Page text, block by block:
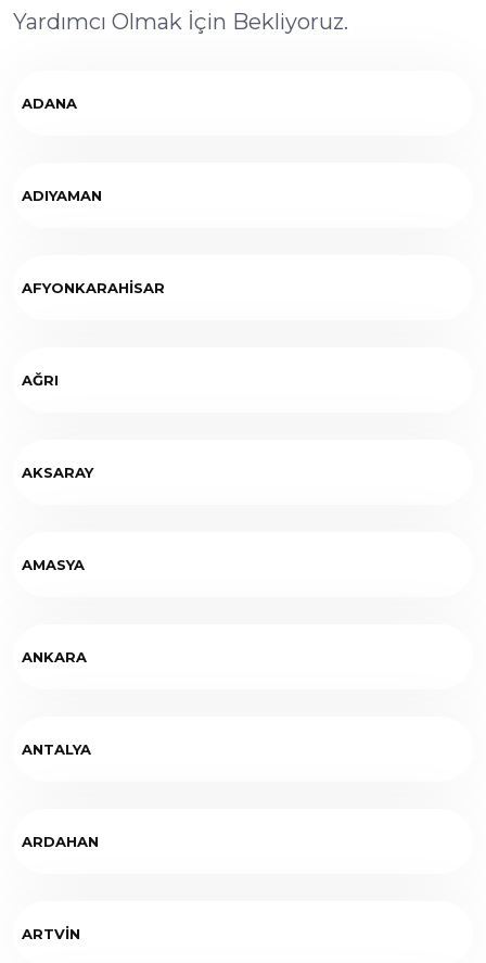
Yardımcı Olmak İçin Bekliyoruz.
ADANA
ADIYAMAN
AFYONKARAHİSAR
AĞRI
AKSARAY
AMASYA
ANKARA
ANTALYA
ARDAHAN
ARTVİN